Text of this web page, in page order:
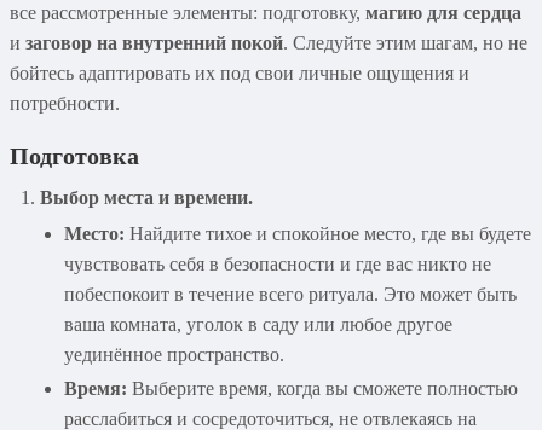
все рассмотренные элементы: подготовку, магию для сердца
и заговор на внутренний покой. Следуйте этим шагам, но не
бойтесь адаптировать их под свои личные ощущения и
потребности.
Подготовка
Выбор места и времени.
Место: Найдите тихое и спокойное место, где вы будете
чувствовать себя в безопасности и где вас никто не
побеспокоит в течение всего ритуала. Это может быть
ваша комната, уголок в саду или любое другое
уединённое пространство.
Время: Выберите время, когда вы сможете полностью
расслабиться и сосредоточиться, не отвлекаясь на